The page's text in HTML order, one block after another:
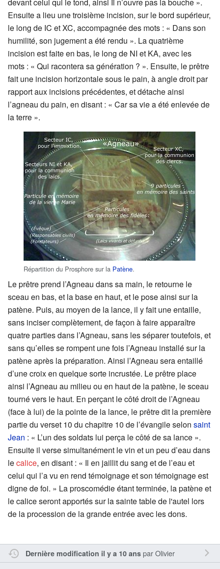
devant celui qui le tond, ainsi Il n’ouvre pas la bouche ».
Ensuite a lieu une troisième incision, sur le bord supérieur,
le long de IC et XC, accompagnée des mots : « Dans son
humilité, son jugement a été rendu ». La quatrième
incision est faite en bas, le long de NI et KA, avec les
mots : « Qui racontera sa génération ? ». Ensuite, le prêtre
fait une incision horizontale sous le pain, à angle droit par
rapport aux incisions précédentes, et détache ainsi
l’agneau du pain, en disant : « Car sa vie a été enlevée de
la terre ».
Répartition du Prosphore sur la Patène.
Le prêtre prend l’Agneau dans sa main, le retourne le
sceau en bas, et la base en haut, et le pose ainsi sur la
patène. Puis, au moyen de la lance, il y fait une entaille,
sans inciser complètement, de façon à faire apparaître
quatre parties dans l’Agneau, sans les séparer toutefois, et
sans qu’elles se rompent une fois l’Agneau installé sur la
patène après la préparation. Ainsi l’Agneau sera entaillé
d’une croix en quelque sorte incrustée. Le prêtre place
ainsi l’Agneau au milieu ou en haut de la patène, le sceau
tourné vers le haut. En perçant le côté droit de l’Agneau
(face à lui) de la pointe de la lance, le prêtre dit la première
partie du verset 10 du chapitre 10 de l’évangile selon saint
Jean : « L’un des soldats lui perça le côté de sa lance ».
Ensuite il verse simultanément le vin et un peu d’eau dans
lecalice, en disant : « Il en jaillit du sang et de l’eau et
celui qui l’a vu en rend témoignage et son témoignage est
digne de foi. » La proscomédie étant terminée, la patène et
le calice seront apportés sur la sainte table de l'autel lors
de la procession de la grande entrée avec les dons.
Dernière modification il y a 10 ansparOlivier